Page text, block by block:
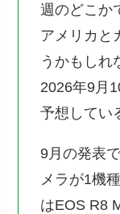
週のどこか
アメリカと
うかもしれ
2026年9月
予想してい
9月の発表
メラが1機
はEOS R8